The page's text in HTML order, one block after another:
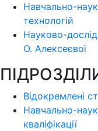
Навчально-
технологій
Науково-
О. Алексеєвої
Відокремлені
Навчально-
кваліфікації